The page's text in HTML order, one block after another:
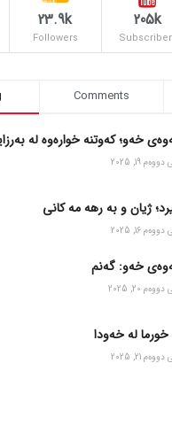
205k
23.9k
Followers
Comments
خەو؛ کەوتنە خوارەوە لە
19, 2025
ژیان و به رهه مه کانی
16, 2025
خەو: گەنم
20, 2025
خورما لە خەودا
21, 2025